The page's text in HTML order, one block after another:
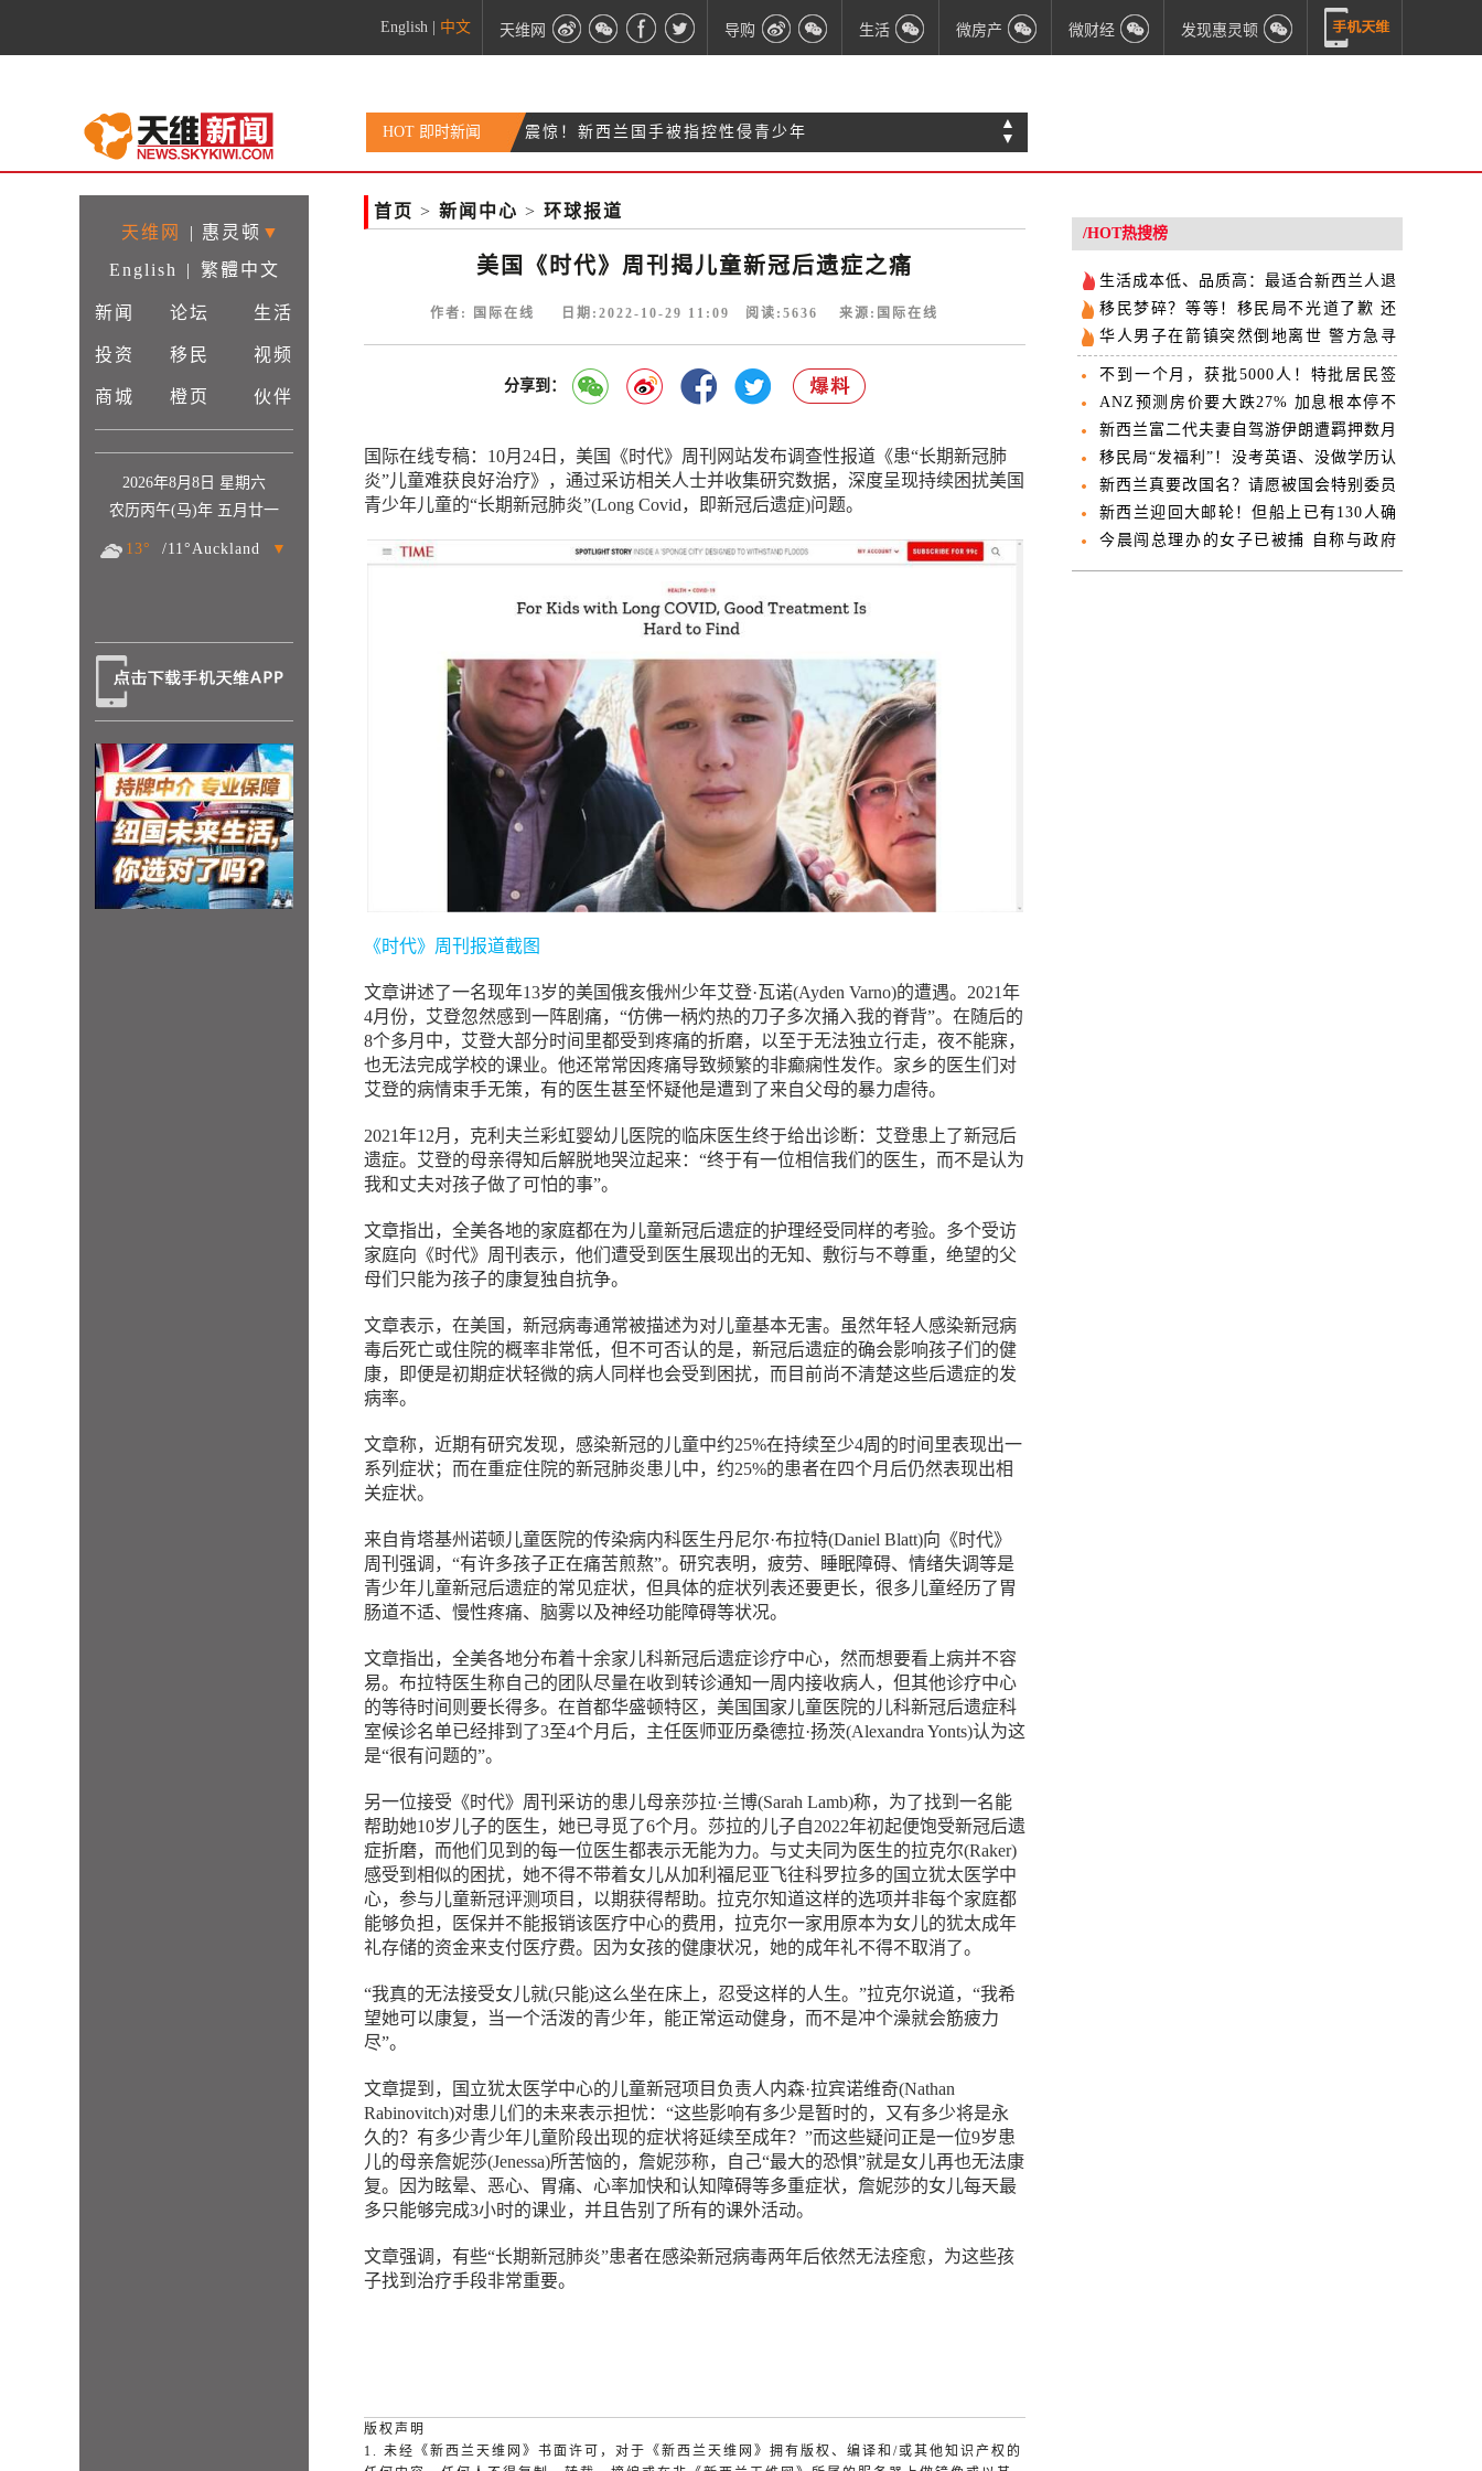
English 中文 天维网 导购 生活 微房产 微财经 发现惠灵顿
HOT 即时新闻
行李箱藏尸案｜首尔高院将开始审查新西兰的引渡申
请
▲
▼
天维网 | 惠灵顿 ▼
English
| 繁體中文
新闻 论坛 生活
投资 移民 视频
商城 橙页 伙伴
2026年8月8日 星期六
农历丙午(马)年 五月廿一
13° /11°Auckland ▼
首页 > 新闻中心 > 环球报道
美国《时代》周刊揭儿童新冠后遗症之痛
作者: 国际在线 日期:2022-10-29 11:09 阅读: 5636 来源:国际在线
分享到：
国际在线专稿：10月24日，美国《时代》周刊网站发布调查性报道《患“长期新冠肺
炎”儿童难获良好治疗》，通过采访相关人士并收集研究数据，深度呈现持续困扰美国
青少年儿童的“长期新冠肺炎”(Long Covid，即新冠后遗症)问题。
《时代》周刊报道截图
文章讲述了一名现年13岁的美国俄亥俄州少年艾登·瓦诺(Ayden Varno)的遭遇。2021年
4月份，艾登忽然感到一阵剧痛，“仿佛一柄灼热的刀子多次捅入我的脊背”。在随后的
8个多月中，艾登大部分时间里都受到疼痛的折磨，以至于无法独立行走，夜不能寐，
也无法完成学校的课业。他还常常因疼痛导致频繁的非癫痫性发作。家乡的医生们对
艾登的病情束手无策，有的医生甚至怀疑他是遭到了来自父母的暴力虐待。
2021年12月，克利夫兰彩虹婴幼儿医院的临床医生终于给出诊断：艾登患上了新冠后
遗症。艾登的母亲得知后解脱地哭泣起来：“终于有一位相信我们的医生，而不是认为
我和丈夫对孩子做了可怕的事”。
文章指出，全美各地的家庭都在为儿童新冠后遗症的护理经受同样的考验。多个受访
家庭向《时代》周刊表示，他们遭受到医生展现出的无知、敷衍与不尊重，绝望的父
母们只能为孩子的康复独自抗争。
文章表示，在美国，新冠病毒通常被描述为对儿童基本无害。虽然年轻人感染新冠病
毒后死亡或住院的概率非常低，但不可否认的是，新冠后遗症的确会影响孩子们的健
康，即便是初期症状轻微的病人同样也会受到困扰，而目前尚不清楚这些后遗症的发
病率。
文章称，近期有研究发现，感染新冠的儿童中约25%在持续至少4周的时间里表现出一
系列症状；而在重症住院的新冠肺炎患儿中，约25%的患者在四个月后仍然表现出相
关症状。
来自肯塔基州诺顿儿童医院的传染病内科医生丹尼尔·布拉特(Daniel Blatt)向《时代》
周刊强调，“有许多孩子正在痛苦煎熬”。研究表明，疲劳、睡眠障碍、情绪失调等是
青少年儿童新冠后遗症的常见症状，但具体的症状列表还要更长，很多儿童经历了胃
肠道不适、慢性疼痛、脑雾以及神经功能障碍等状况。
文章指出，全美各地分布着十余家儿科新冠后遗症诊疗中心，然而想要看上病并不容
易。布拉特医生称自己的团队尽量在收到转诊通知一周内接收病人，但其他诊疗中心
的等待时间则要长得多。在首都华盛顿特区，美国国家儿童医院的儿科新冠后遗症科
室候诊名单已经排到了3至4个月后，主任医师亚历桑德拉·扬茨(Alexandra Yonts)认为这
是“很有问题的”。
另一位接受《时代》周刊采访的患儿母亲莎拉·兰博(Sarah Lamb)称，为了找到一名能
帮助她10岁儿子的医生，她已寻觅了6个月。莎拉的儿子自2022年初起便饱受新冠后遗
症折磨，而他们见到的每一位医生都表示无能为力。与丈夫同为医生的拉克尔(Raker)
感受到相似的困扰，她不得不带着女儿从加利福尼亚飞往科罗拉多的国立犹太医学中
心，参与儿童新冠评测项目，以期获得帮助。拉克尔知道这样的选项并非每个家庭都
能够负担，医保并不能报销该医疗中心的费用，拉克尔一家用原本为女儿的犹太成年
礼存储的资金来支付医疗费。因为女孩的健康状况，她的成年礼不得不取消了。
“我真的无法接受女儿就(只能)这么坐在床上，忍受这样的人生。”拉克尔说道，“我希
望她可以康复，当一个活泼的青少年，能正常运动健身，而不是冲个澡就会筋疲力
尽”。
文章提到，国立犹太医学中心的儿童新冠项目负责人内森·拉宾诺维奇(Nathan
Rabinovitch)对患儿们的未来表示担忧：“这些影响有多少是暂时的，又有多少将是永
久的？有多少青少年儿童阶段出现的症状将延续至成年？”而这些疑问正是一位9岁患
儿的母亲詹妮莎(Jenessa)所苦恼的，詹妮莎称，自己“最大的恐惧”就是女儿再也无法康
复。因为眩晕、恶心、胃痛、心率加快和认知障碍等多重症状，詹妮莎的女儿每天最
多只能够完成3小时的课业，并且告别了所有的课外活动。
文章强调，有些“长期新冠肺炎”患者在感染新冠病毒两年后依然无法痊愈，为这些孩
子找到治疗手段非常重要。
版权声明
1. 未经《新西兰天维网》书面许可，对于《新西兰天维网》拥有版权、编译和/或其他知识产权的
/HOT热搜榜
生活成本低、品质高：最适合新西兰人退
休的4个国家
移民梦碎？等等！移民局不光道了歉 还
给了新offer
华人男子在箭镇突然倒地离世 警方急寻
线索
不到一个月，获批5000人！特批居民签
最新数据来了！
ANZ预测房价要大跌27% 加息根本停不
下来
新西兰富二代夫妻自驾游伊朗遭羁押数月
刚刚获释
移民局“发福利”！没考英语、没做学历认
证也可交技术移民EOI！
新西兰真要改国名？请愿被国会特别委员
会接纳！
新西兰迎回大邮轮！但船上已有130人确
诊新冠
今晨闯总理办的女子已被捕 自称与政府
积怨已久